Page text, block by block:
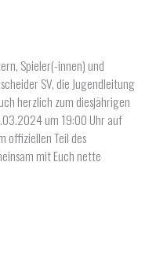
Spieler(-innen) und
SV, die Jugendleitung
herzlich zum diesjährigen
um 19:00 Uhr auf
offiziellen Teil des
mit Euch nette